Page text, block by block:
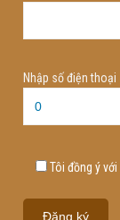
Nhập số điện thoại
Tôi đồng ý với